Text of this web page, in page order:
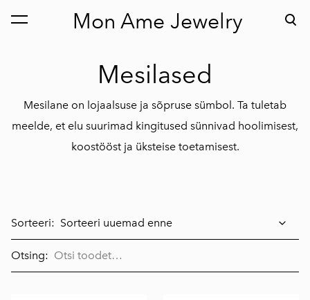
Mon Ame Jewelry
lisati ostukorvi. Vaata ostukorvi
Mesilased
Mesilane on lojaalsuse ja sõpruse sümbol. Ta tuletab
meelde, et elu suurimad kingitused sünnivad hoolimisest,
koostööst ja üksteise toetamisest.
Sorteeri:
Otsing: